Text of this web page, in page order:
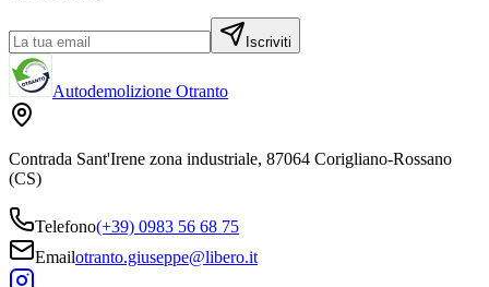
Iscriviti
Autodemolizione Otranto
Contrada Sant'Irene zona industriale, 87064 Corigliano-Rossano
(CS)
Telefono(+39) 0983 56 68 75
Emailotranto.giuseppe@libero.it